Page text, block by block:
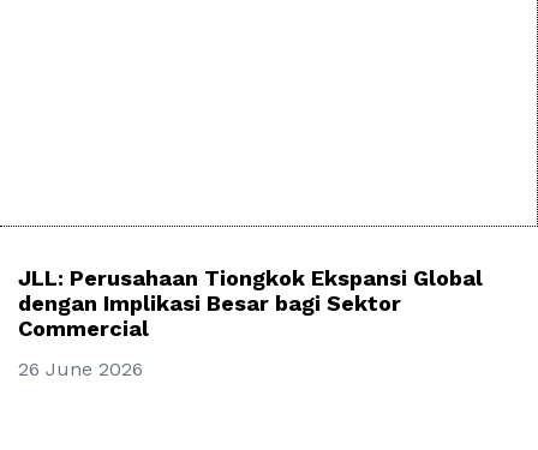
JLL: Perusahaan Tiongkok Ekspansi Global
dengan Implikasi Besar bagi Sektor
Commercial
26 June 2026